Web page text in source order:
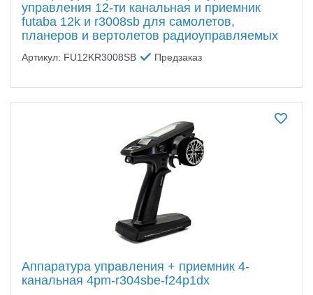
управления 12-ти канальная и приемник
futaba 12k и r3008sb для самолетов,
планеров и вертолетов радиоуправляемых
Артикул: FU12KR3008SB Предзаказ
Аппаратура управления + приемник 4-
канальная 4pm-r304sbe-f24p1dx